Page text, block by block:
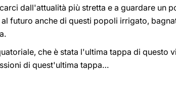
dall'attualità più stretta e a guardare un
futuro anche di questi popoli irrigato,
che è stata l'ultima tappa di questo
di quest'ultima tappa…